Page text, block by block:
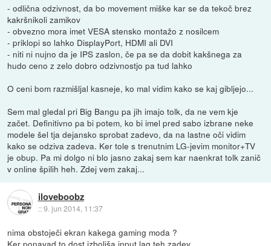
- odlična odzivnost, da bo movement miške kar se da tekoč brez
kakršnikoli zamikov
- obvezno mora imet VESA stensko montažo z nosilcem
- priklopi so lahko DisplayPort, HDMI ali DVI
- niti ni nujno da je IPS zaslon, če pa se da dobit kakšnega za
hudo ceno z zelo dobro odzivnostjo pa tud lahko
O ceni bom razmišljal kasneje, ko mal vidim kako se kaj gibljejo...
Sem mal gledal pri Big Bangu pa jih imajo tolk, da ne vem kje
začet. Definitivno pa bi potem, ko bi imel pred sabo izbrane neke
modele šel tja dejansko sprobat zadevo, da na lastne oči vidim
kako se odziva zadeva. Ker tole s trenutnim LG-jevim monitor+TV
je obup. Pa mi dolgo ni blo jasno zakaj sem kar naenkrat tolk zanič
v online špilih heh. Zdej vem zakaj...
iloveboobz
::9. jun 2014, 11:37
nima obstoječi ekran kakega gaming moda ?